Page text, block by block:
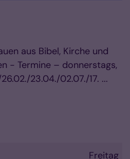
aus Bibel, Kirche und
- Termine – donnerstags,
23.04./02.07./17. ...
Freitag